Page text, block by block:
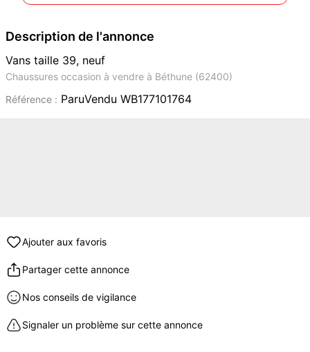
Description de l'annonce
Vans taille 39, neuf
Chaussures occasion à vendre à Béthune (62400)
Référence : ParuVendu WB177101764
Ajouter aux favoris
Partager cette annonce
Nos conseils de vigilance
Signaler un problème sur cette annonce